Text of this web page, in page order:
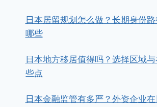
日本居留规划怎么做？长期身份
哪些
日本地方移居值得吗？选择区域
些点
日本金融监管有多严？外资企业